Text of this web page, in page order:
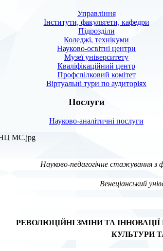
Управління
Інститути, факультети, кафедри
Підрозділи
Коледжі, технікуми
Науково-освітні центри
Музеї університету
Кваліфікаційний центр
Профспілковий комітет
Віртуальні тури по аудиторіях
Послуги
Науково-аналітичні послуги
Науково-педагогічне стажування з
Венеціанський
РЕВОЛЮЦІЙНІ ЗМІНИ ТА
КУЛЬТУРИ